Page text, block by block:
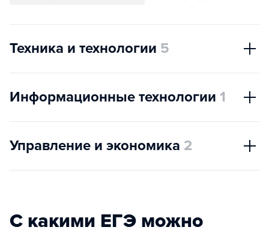
Техника и технологии 5
Информационные технологии 1
Управление и экономика 2
С какими ЕГЭ можно